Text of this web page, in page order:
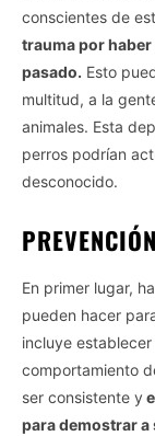
conscientes de
trauma por
pasado. Esto
multitud, a la
animales. Esta
perros podrían
desconocido.
En primer lugar,
pueden hacer
incluye
comportamiento
ser consistente y
para demostrar a